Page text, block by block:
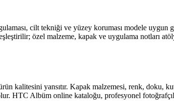
cilt tekniği ve yüzey koruması modele
özel malzeme, kapak ve uygulama notları
kalitesini yansıtır. Kapak malzemesi, renk, doku,
HTC Albüm online kataloğu, profesyonel